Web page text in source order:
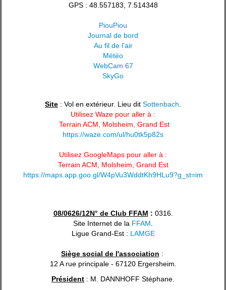
GPS : 48.557183, 7.514348
PiouPiou
Journal de bord
Au fil de l'air
Météo
WebCam 67
SkyGo
Site : Vol en extérieur. Lieu dit Sottenbach
Utilisez Waze pour aller à :
Terrain ACM, Molsheim, Grand Est
https://waze.com/ul/hu0tk5p82s
Utilisez GoogleMaps pour aller à :
Terrain ACM, Molsheim, Grand Est
https://maps.app.goo.gl/W4pVu3WddtKh9HLu9?g_st=im
08/0626/12N° de Club FFAM : 0316.
Site Internet de la FFAM
Ligue Grand-Est : LAMGE
Siège social de l'association :
12 A rue principale - 67120 Ergersheim.
Président : M. DANNHOFF Stéphane.